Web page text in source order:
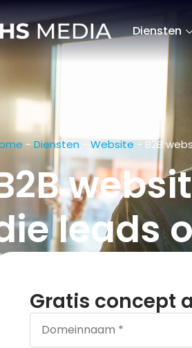
Diensten
- Diensten- Website-B2B
leads
Gratis concept